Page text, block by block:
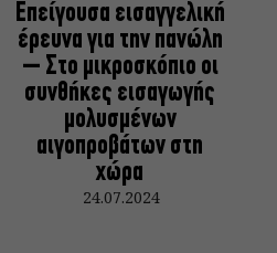
Επείγουσα εισαγγελική
έρευνα για την πανώλη
– Στο μικροσκόπιο οι
συνθήκες εισαγωγής
μολυσμένων
αιγοπροβάτων στη
χώρα
24.07.2024